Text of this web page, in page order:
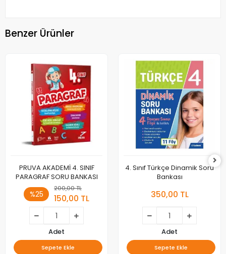
Benzer Ürünler
PRUVA AKADEMİ 4. SINIF
PARAGRAF SORU BANKASI
%25
200,00 TL
150,00 TL
Adet
Sepete Ekle
4. Sınıf Türkçe Dinamik Soru
Bankası
350,00 TL
Adet
Sepete Ekle